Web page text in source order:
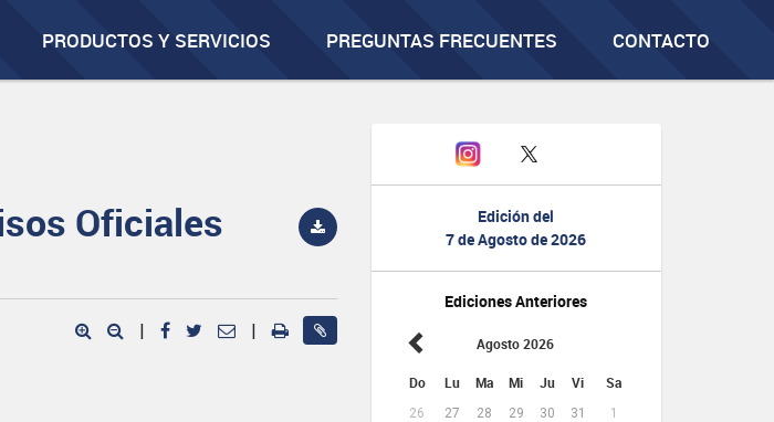
PRODUCTOS Y SERVICIOS PREGUNTAS FRECUENTES CONTACTO
Edición del
7 de Agosto de 2026
Ediciones Anteriores
Agosto 2026
Do Lu Ma Mi Ju Vi Sa
26 27 28 29 30 31
1
Oficiales
| |